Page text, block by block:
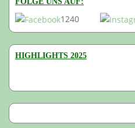
1240
HIGHLIGHTS 2025